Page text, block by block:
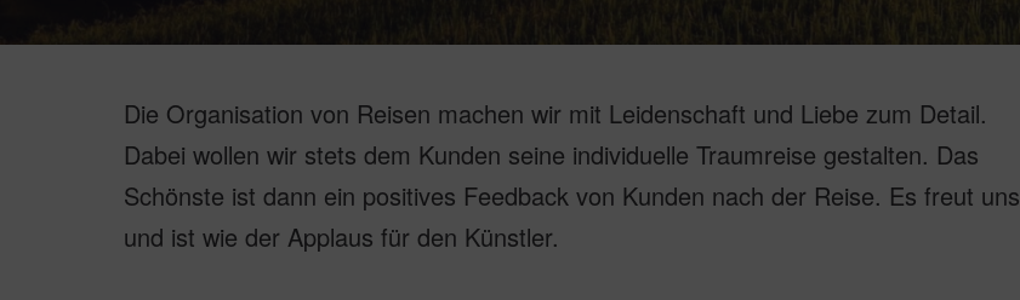
Die Organisation von Reisen machen wir mit Leidenschaft und Liebe zum Detail.
Dabei wollen wir stets dem Kunden seine individuelle Traumreise gestalten. Das
Schönste ist dann ein positives Feedback von Kunden nach der Reise. Es freut uns
und ist wie der Applaus für den Künstler.